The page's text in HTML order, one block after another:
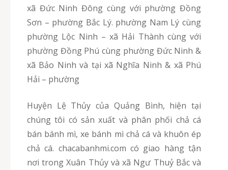
xã Đức Ninh Đông cùng với phường Đồng
Sơn – phường Bắc Lý. phường Nam Lý cùng
phường Lộc Ninh – xã Hải Thành cùng với
phường Đồng Phú cùng phường Đức Ninh &
xã Bảo Ninh và tại xã Nghĩa Ninh & xã Phú
Hải – phường
Huyện Lệ Thủy của Quảng Bình, hiện tại
chúng tôi có sản xuất và phân phối chả cá
bán bánh mì, xe bánh mì chả cá và khuôn ép
chả cá. chacabanhmi.com có giao hàng tận
nơi trong Xuân Thủy và xã Ngư Thuỷ Bắc và